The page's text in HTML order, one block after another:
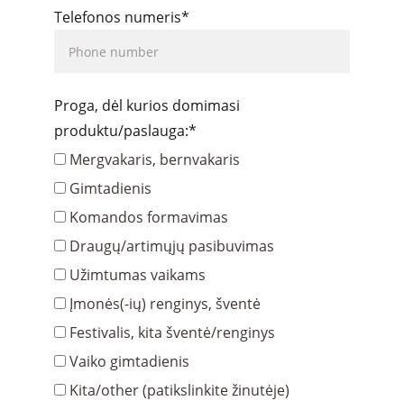
Telefonos numeris*
Proga, dėl kurios domimasi
produktu/paslauga:*
Mergvakaris, bernvakaris
Gimtadienis
Komandos formavimas
Draugų/artimųjų pasibuvimas
Užimtumas vaikams
Įmonės(-ių) renginys, šventė
Festivalis, kita šventė/renginys
Vaiko gimtadienis
Kita/other (patikslinkite žinutėje)